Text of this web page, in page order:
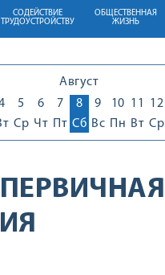
СОДЕЙСТВИЕ
ТРУДОУСТРОЙСТВУ
ОБЩЕСТВЕННАЯ
ЖИЗНЬ
Август
5
Ср
6
Чт
7
Пт
8
Сб
9
Вс
10
Пн
11
Вт
12
Ср
ПЕРВИЧНАЯ